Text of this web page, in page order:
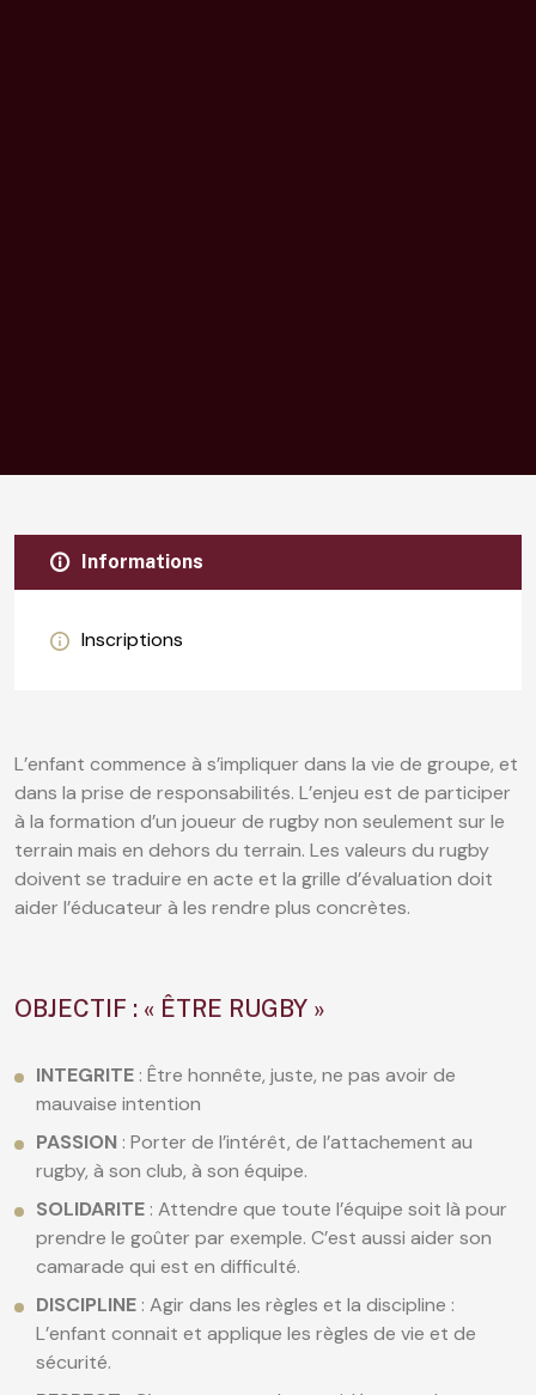
L’enfant commence à s’impliquer dans la vie de groupe, et
dans la prise de responsabilités. L’enjeu est de participer
à la formation d’un joueur de rugby non seulement sur le
terrain mais en dehors du terrain. Les valeurs du rugby
doivent se traduire en acte et la grille d’évaluation doit
aider l’éducateur à les rendre plus concrètes.
OBJECTIF : « ÊTRE RUGBY »
INTEGRITE : Être honnête, juste, ne pas avoir de
mauvaise intention
PASSION : Porter de l’intérêt, de l’attachement au
rugby, à son club, à son équipe.
SOLIDARITE : Attendre que toute l’équipe soit là pour
prendre le goûter par exemple. C’est aussi aider son
camarade qui est en difficulté.
DISCIPLINE : Agir dans les règles et la discipline :
L’enfant connait et applique les règles de vie et de
sécurité.
Informations
Inscriptions